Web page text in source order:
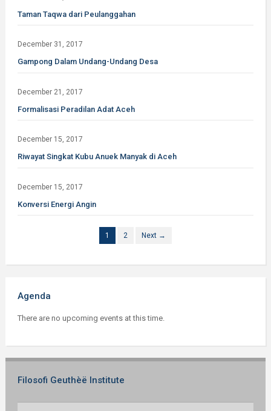
Taman Taqwa dari Peulanggahan
December 31, 2017
Gampong Dalam Undang-Undang Desa
December 21, 2017
Formalisasi Peradilan Adat Aceh
December 15, 2017
Riwayat Singkat Kubu Anuek Manyak di Aceh
December 15, 2017
Konversi Energi Angin
1 2 Next →
Agenda
There are no upcoming events at this time.
Filosofi Geuthèë Institute